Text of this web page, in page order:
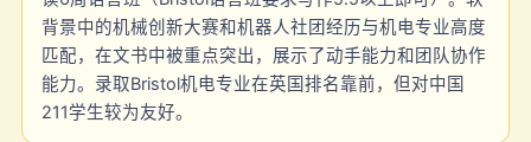
背景中的机械创新大赛和机器人社团经历与机电专业高度
匹配，在文书中被重点突出，展示了动手能力和团队协作
能力。录取Bristol机电专业在英国排名靠前，但对中国
211学生较为友好。